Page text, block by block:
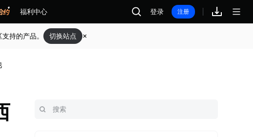
福利中心 登录 注册
持的产品。 切换站点